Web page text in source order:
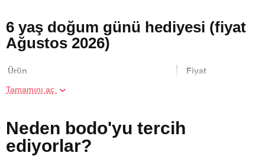
6 yaş doğum günü hediyesi (fiyat
Ağustos 2026)
Ürün Fiyat
Online Temel Karakalem Kursu
Tamamını aç
Neden bodo'yu tercih
ediyorlar?